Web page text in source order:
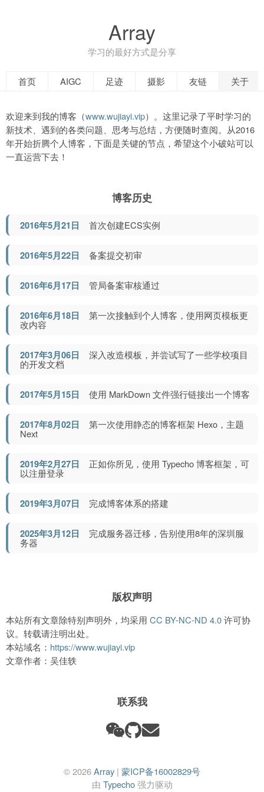
Array
学习的最好方式是分享
首页 AIGC 足迹 摄影 友链 关于
欢迎来到我的博客（www.wujiayi.vip）。这里记录了平时学习的
新技术、遇到的各类问题、思考与总结，方便随时查阅。从2016
年开始折腾个人博客，下面是关键的节点，希望这个小破站可以
一直运营下去！
博客历史
2016年5月21日 首次创建ECS实例
2016年5月22日 备案提交初审
2016年6月17日 管局备案审核通过
2016年6月18日 第一次接触到个人博客，使用网页模板更
改内容
2017年3月06日 深入改造模板，并尝试写了一些学校项目
的开发文档
2017年5月15日 使用 MarkDown 文件强行链接出一个博客
2017年8月02日 第一次使用静态的博客框架 Hexo，主题
Next
2019年2月27日 正如你所见，使用 Typecho 博客框架，可
以注册登录
2019年3月07日 完成博客体系的搭建
2025年3月12日 完成服务器迁移，告别使用8年的深圳服
务器
版权声明
本站所有文章除特别声明外，均采用 CC BY-NC-ND 4.0许可协
议。转载请注明出处。
本站域名： https://www.wujiayi.vip
文章作者：吴佳轶
联系我
© 2026Array | 蒙ICP备16002829号
由 Typecho强力驱动